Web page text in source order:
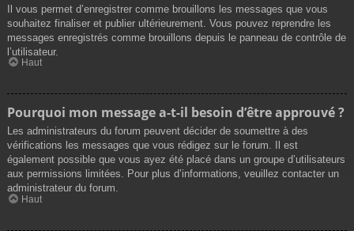
Il vous permet d’enregistrer comme brouillons les messages que vous
souhaitez finaliser et publier ultérieurement. Vous pouvez reprendre les
messages enregistrés comme brouillons depuis le panneau de contrôle de
l’utilisateur.
Haut
Pourquoi mon message a-t-il besoin d’être approuvé ?
Les administrateurs du forum peuvent décider de soumettre à des
vérifications les messages que vous rédigez sur le forum. Il est
également possible que vous ayez été placé dans un groupe d’utilisateurs
aux permissions limitées. Pour plus d’informations, veuillez contacter un
administrateur du forum.
Haut